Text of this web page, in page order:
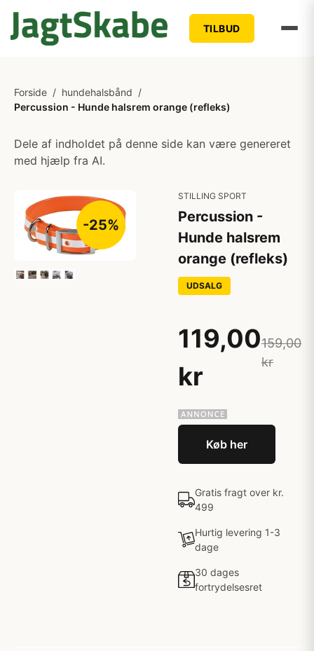
TILBUD
Forside / hundehalsbånd /
Percussion - Hunde halsrem orange (refleks)
Dele af indholdet på denne side kan være genereret
med hjælp fra AI.
-25%
STILLING SPORT
Percussion -
Hunde halsrem
orange (refleks)
UDSALG
119,00
kr
159,00
kr
Køb her
Gratis fragt over kr.
499
Hurtig levering 1-3
dage
30 dages
fortrydelsesret